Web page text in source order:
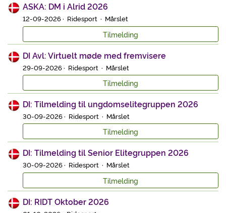
ASKA: DM i Alrid 2026
12-09-2026 · Ridesport · Mårslet
Tilmelding
DI Avl: Virtuelt møde med fremvisere
29-09-2026 · Ridesport · Mårslet
Tilmelding
DI: Tilmelding til ungdomselitegruppen 2026
30-09-2026 · Ridesport · Mårslet
Tilmelding
DI: Tilmelding til Senior Elitegruppen 2026
30-09-2026 · Ridesport · Mårslet
Tilmelding
DI: RIDT Oktober 2026